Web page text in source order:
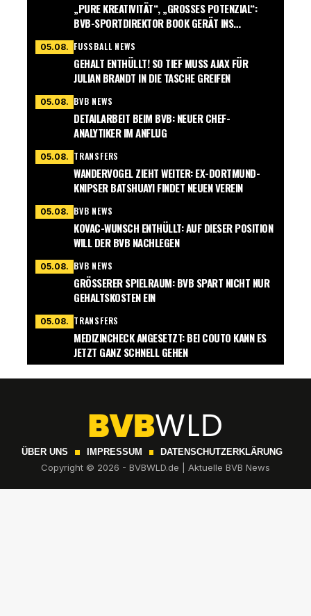
„PURE KREATIVITÄT“, „GROSSES POTENZIAL“: B
VB-SPORTDIREKTOR BOOK GERÄT INS S
05.08. FUSSBALL NEWS
GEHALT ENTHÜLLT! SO TIEF MUSS AJAX FÜR
JULIAN BRANDT IN DIE TASCHE GREIFEN
05.08. BVB NEWS
DETAILARBEIT BEIM BVB: NEUER CHEF-
ANALYTIKER IM ANFLUG
05.08. TRANSFERS
WANDERVOGEL ZIEHT WEITER: EX-DORTMUND-
KNIPSER BATSHUAYI FINDET NEUEN VEREIN
05.08. BVB NEWS
KOVAC-WUNSCH ENTHÜLLT: AUF DIESER POSITION
WILL DER BVB NACHLEGEN
05.08. BVB NEWS
GRÖSSERER SPIELRAUM: BVB SPART NICHT NUR G
EHALTSKOSTEN EIN
05.08. TRANSFERS
MEDIZINCHECK ANGESETZT: BEI COUTO KANN ES
JETZT GANZ SCHNELL GEHEN
ÜBER UNS IMPRESSUM DATENSCHUTZERKLÄRUNG
Copyright © 2026 - BVBWLD.de | Aktuelle BVB News